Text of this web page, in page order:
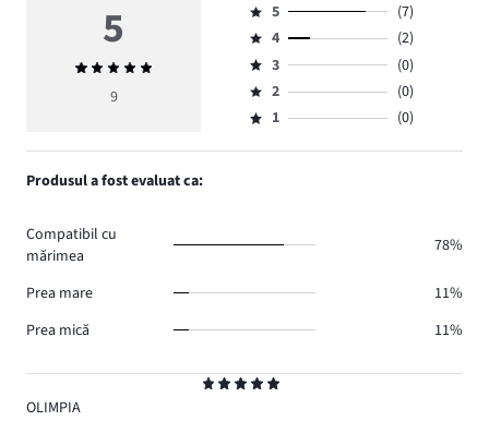
5
OLIMPIA
5
Evaluarea
medie
9
Evaluare
5,
numărul
de
voturi
7.
5
(7)
Evaluare
4,
numărul
de
2.
4
(2)
Evaluare
3,
numărul
3
(0)
Evaluare
2,
2
(0)
Evaluare
1,
1 (0)
Produsul a fost evaluat ca:
Compatibil cu
mărimea
78%
Prea mare
11%
Prea mică
11%